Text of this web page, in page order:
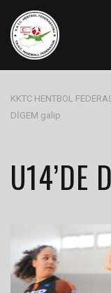
KKTC HENTBOL
DİGEM galip
U14’DE